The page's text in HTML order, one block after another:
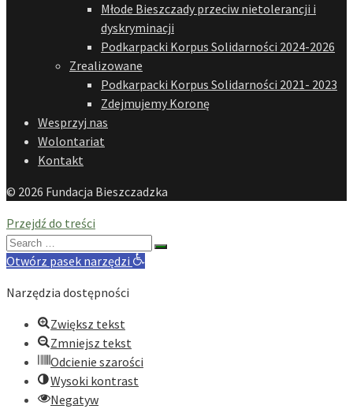
Młode Bieszczady przeciw nietolerancji i
dyskryminacji
Podkarpacki Korpus Solidarności 2024-2026
Zrealizowane
Podkarpacki Korpus Solidarności 2021- 2023
Zdejmujemy Koronę
Wesprzyj nas
Wolontariat
Kontakt
© 2026 Fundacja Bieszczadzka
Przejdź do treści
Search
for:
Otwórz pasek narzędzi
Narzędzia dostępności
Zwiększ tekst
Zmniejsz tekst
Odcienie szarości
Wysoki kontrast
Negatyw